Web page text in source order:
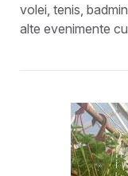
volei, tenis,
alte evenimente